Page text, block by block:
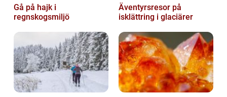
Gå på hajk i
regnskogsmiljö
Äventyrsresor på
isklättring i glaciärer